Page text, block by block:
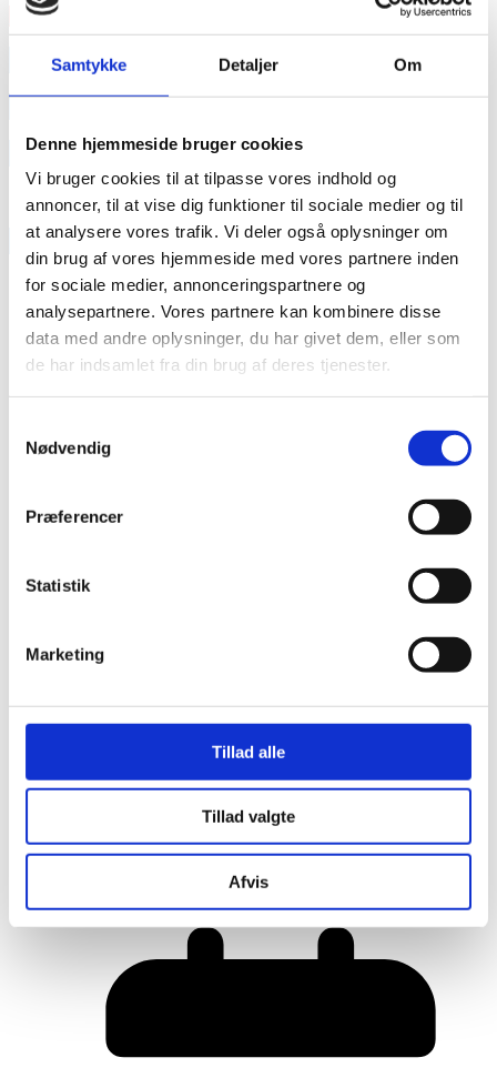
Samtykke Detaljer Om
Denne hjemmeside bruger cookies
Vi bruger cookies til at tilpasse vores indhold og
annoncer, til at vise dig funktioner til sociale medier og til
at analysere vores trafik. Vi deler også oplysninger om
din brug af vores hjemmeside med vores partnere inden
for sociale medier, annonceringspartnere og
analysepartnere. Vores partnere kan kombinere disse
data med andre oplysninger, du har givet dem, eller som
de har indsamlet fra din brug af deres tjenester.
Nødvendig
Præferencer
Statistik
Marketing
Tillad alle
Tillad valgte
Afvis
Læs mere
annonce
annonce
Like us
RAINBOW BUSINESS DENMARK
Her er alle vinderne fra årets Danish
Rainbow Awards